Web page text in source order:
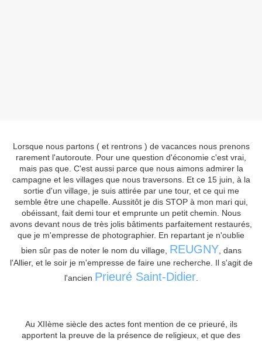
Lorsque nous partons ( et rentrons ) de vacances nous prenons
rarement l'autoroute. Pour une question d'économie c'est vrai,
mais pas que. C'est aussi parce que nous aimons admirer la
campagne et les villages que nous traversons. Et ce 15 juin, à la
sortie d'un village, je suis attirée par une tour, et ce qui me
semble être une chapelle. Aussitôt je dis STOP à mon mari qui,
obéissant, fait demi tour et emprunte un petit chemin. Nous
avons devant nous de très jolis bâtiments parfaitement restaurés,
que je m'empresse de photographier. En repartant je n'oublie
bien sûr pas de noter le nom du village, REUGNY , dans
l'Allier, et le soir je m'empresse de faire une recherche. Il s'agit de
l'ancien Prieuré Saint-Didier.
Au XIIème siècle des actes font mention de ce prieuré, ils
apportent la preuve de la présence de religieux, et que des